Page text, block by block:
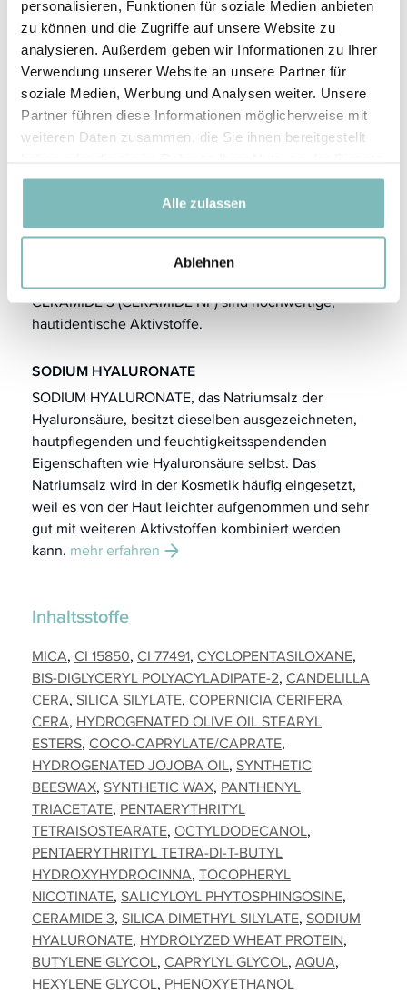
personalisieren, Funktionen für soziale Medien anbieten
zu können und die Zugriffe auf unsere Website zu
analysieren. Außerdem geben wir Informationen zu Ihrer
Verwendung unserer Website an unsere Partner für
soziale Medien, Werbung und Analysen weiter. Unsere
Partner führen diese Informationen möglicherweise mit
weiteren Daten zusammen, die Sie ihnen bereitgestellt
gesammelt haben.
Alle zulassen
Ablehnen
CANDELILLA CERA
CANDELILLA CERA, das natürliche Wachs der
Candelillapflanze, hat hautpflegende und
feuchtigkeitsbewahrende Eigenschaften.
mehr erfahren
COPERNICIA CERIFERA CERA (Carnaubawachs) ist
das härteste aller pflanzlichen Wachse und sehr
stabil.mehr erfahren
CERAMIDE 3 (CERAMIDE NP) sind hochwertige,
hautidentische Aktivstoffe.
SODIUM HYALURONATE
SODIUM HYALURONATE, das Natriumsalz der
Hyaluronsäure, besitzt dieselben ausgezeichneten,
hautpflegenden und feuchtigkeitsspendenden
Eigenschaften wie Hyaluronsäure selbst. Das
Natriumsalz wird in der Kosmetik häufig eingesetzt,
weil es von der Haut leichter aufgenommen und sehr
gut mit weiteren Aktivstoffen kombiniert werden
kann. mehr erfahren
Inhaltsstoffe
MICA CI 15850 CI 77491 CYCLOPENTASILOXANE
BIS-DIGLYCERYL POLYACYLADIPATE-2 CANDELILLA
CERA SILICA SILYLATE COPERNICIA CERIFERA
CERA HYDROGENATED OLIVE OIL STEARYL
ESTERS COCO-CAPRYLATE/CAPRATE
HYDROGENATED JOJOBA OIL SYNTHETIC
BEESWAX SYNTHETIC WAX PANTHENYL
TRIACETATE PENTAERYTHRITYL
TETRAISOSTEARATE OCTYLDODECANOL
PENTAERYTHRITYL TETRA-DI-T-BUTYL
HYDROXYHYDROCINNA TOCOPHERYL
NICOTINATE SALICYLOYL PHYTOSPHINGOSINE
CERAMIDE 3 SILICA DIMETHYL SILYLATE SODIUM
HYALURONATE HYDROLYZED WHEAT PROTEIN
BUTYLENE GLYCOL CAPRYLYL GLYCOL AQUA
HEXYLENE GLYCOL PHENOXYETHANOL